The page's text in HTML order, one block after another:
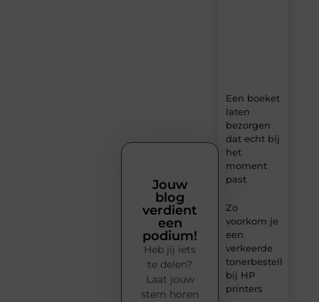
Een boeket
laten
bezorgen
dat echt bij
het
moment
past
Zo
voorkom je
een
verkeerde
tonerbestelling
bij HP
printers
Jouw
blog
verdient
een
podium!
Heb jij iets
te delen?
Laat jouw
stem horen